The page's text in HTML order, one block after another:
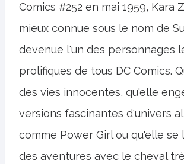
Comics #252 en mai 1959, Kara
mieux connue sous le nom de
devenue l'un des personnages
prolifiques de tous DC Comics.
des vies innocentes, qu'elle
versions fascinantes d'univers
comme Power Girl ou qu'elle se
des aventures avec le cheval